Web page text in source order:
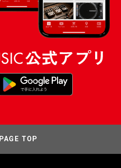
PAGE TOP